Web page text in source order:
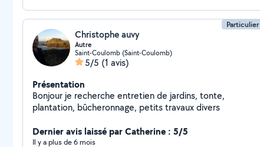
Particulier
Christophe auvy
Autre
Saint-Coulomb (Saint-Coulomb)
5/5 (1 avis)
Présentation
Bonjour je recherche entretien de jardins, tonte,
plantation, bûcheronnage, petits travaux divers
Dernier avis laissé par Catherine : 5/5
Il y a plus de 6 mois